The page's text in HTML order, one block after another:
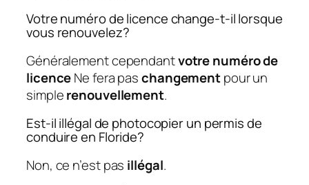
Votre numéro de licence change-t-il lorsque
vous renouvelez?
Généralement cependantvotre numéro de
licenceNe fera paschangementpour un
simplerenouvellement.
Est-il illégal de photocopier un permis de
conduire en Floride?
Non, ce n’est pas illégal.